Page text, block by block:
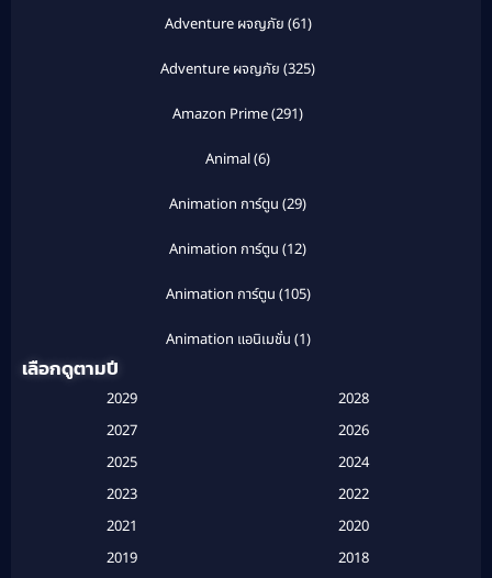
Adventure ผจญภัย (61)
Adventure ผจญภัย (325)
Amazon Prime(291)
Animal(6)
Animation การ์ตูน (29)
Animation การ์ตูน (12)
Animation การ์ตูน (105)
Animation แอนิเมชั่น (1)
Based on a True Story สร้างจากเรื่องจริง(2)
Based on a True Story เรื่องจริง (20)
เลือกดูตามปี
2029
2028
2027
2026
2025
2024
2023
2022
2021
2020
2019
2018